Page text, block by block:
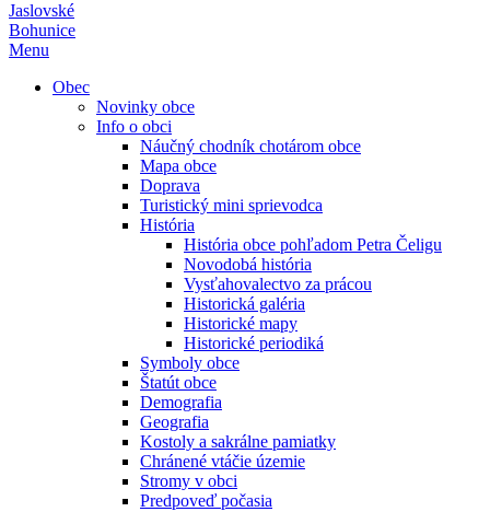
Jaslovské
Bohunice
Menu
Obec
Novinky obce
Info o obci
Náučný chodník chotárom obce
Mapa obce
Doprava
Turistický mini sprievodca
História
História obce pohľadom Petra Čeligu
Novodobá história
Vysťahovalectvo za prácou
Historická galéria
Historické mapy
Historické periodiká
Symboly obce
Štatút obce
Demografia
Geografia
Kostoly a sakrálne pamiatky
Chránené vtáčie územie
Stromy v obci
Predpoveď počasia